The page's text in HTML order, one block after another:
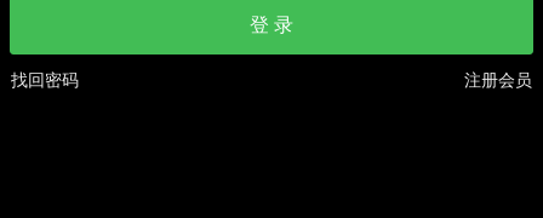
登 录
注册会员
找回密码